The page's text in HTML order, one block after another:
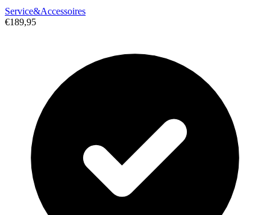
Service&Accessoires
€189,95